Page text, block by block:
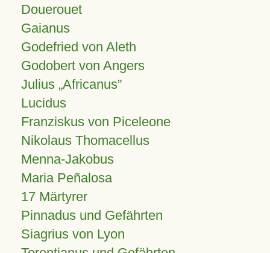
Douerouet
Gaianus
Godefried von Aleth
Godobert von Angers
Julius Africanus
Lucidus
Franziskus von Piceleone
Nikolaus Thomacellus
Menna-Jakobus
Maria Peñalosa
17 Märtyrer
Pinnadus und Gefährten
Siagrius von Lyon